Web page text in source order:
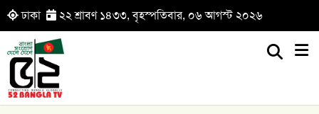
ঢাকা ২২ শ্রাবণ ১৪৩৩, বৃহস্পতিবার, ০৬ আগস্ট ২০২৬